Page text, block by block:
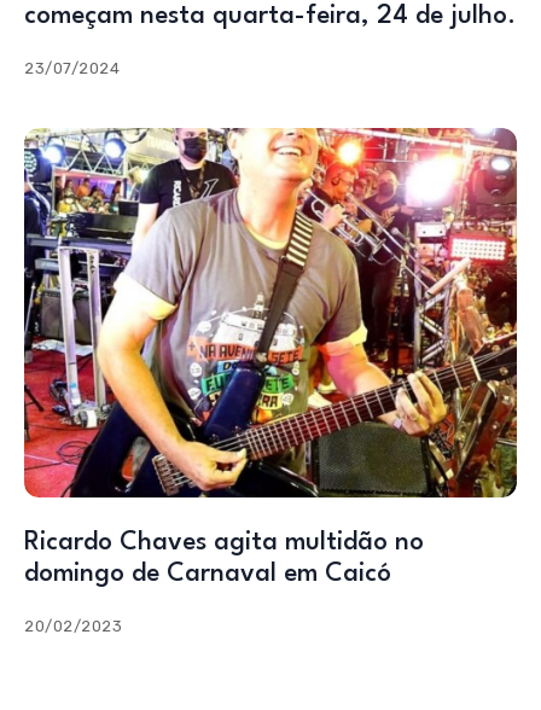
começam nesta quarta-feira, 24 de julho.
23/07/2024
Ricardo Chaves agita multidão no
domingo de Carnaval em Caicó
20/02/2023